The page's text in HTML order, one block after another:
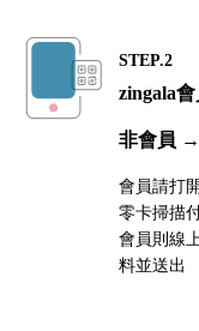
STEP.2
zingala
非會員
會員請打
零卡掃描
會員則線
料並送出